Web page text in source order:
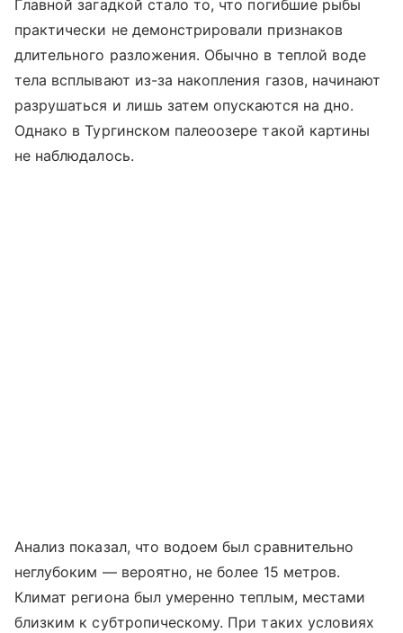
Главной загадкой стало то, что погибшие рыбы
практически не демонстрировали признаков
длительного разложения. Обычно в теплой воде
тела всплывают из-за накопления газов, начинают
разрушаться и лишь затем опускаются на дно.
Однако в Тургинском палеоозере такой картины
не наблюдалось.
Анализ показал, что водоем был сравнительно
неглубоким — вероятно, не более 15 метров.
Климат региона был умеренно теплым, местами
близким к субтропическому. При таких условиях